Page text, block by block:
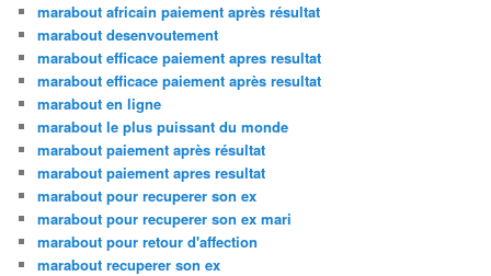
marabout africain paiement après résultat
marabout desenvoutement
marabout efficace paiement apres resultat
marabout efficace paiement après resultat
marabout en ligne
marabout le plus puissant du monde
marabout paiement après résultat
marabout paiement apres resultat
marabout pour recuperer son ex
marabout pour recuperer son ex mari
marabout pour retour d'affection
marabout recuperer son ex